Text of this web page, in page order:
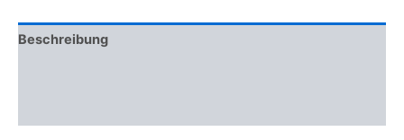
Beschreibung